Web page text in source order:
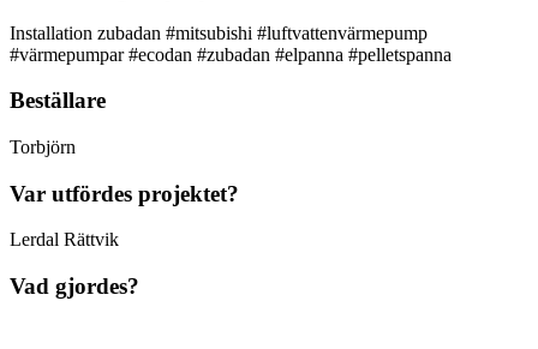
Installation zubadan #mitsubishi #luftvattenvärmepump
#värmepumpar #ecodan #zubadan #elpanna #pelletspanna
Beställare
Torbjörn
Var utfördes projektet?
Lerdal Rättvik
Vad gjordes?